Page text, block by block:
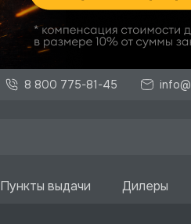
8 800 775-81-45
Пункты выдачи Дилеры